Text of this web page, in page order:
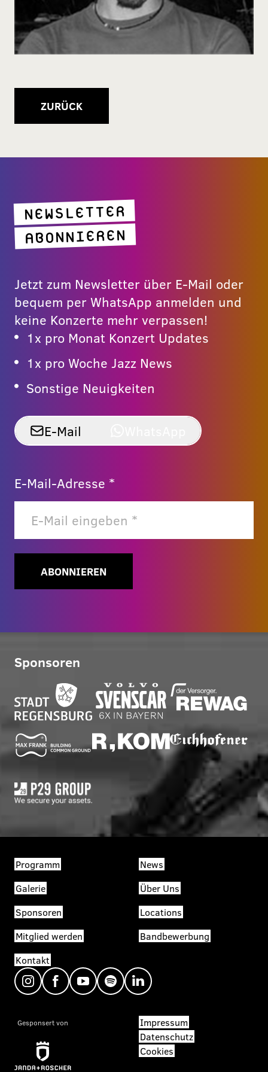
ZURÜCK
NEWSLETTER
ABONNIEREN
Jetzt zum Newsletter über E-Mail oder
bequem per WhatsApp anmelden und
keine Konzerte mehr verpassen!
1x pro Monat Konzert Updates
1x pro Woche Jazz News
Sonstige Neuigkeiten
E-Mail
E-Mail-Adresse *
ABONNIEREN
Sponsoren
Programm
News
Galerie
Über Uns
Sponsoren
Locations
Mitglied werden
Bandbewerbung
Kontakt
Gesponsert von
Impressum
Datenschutz
Cookies